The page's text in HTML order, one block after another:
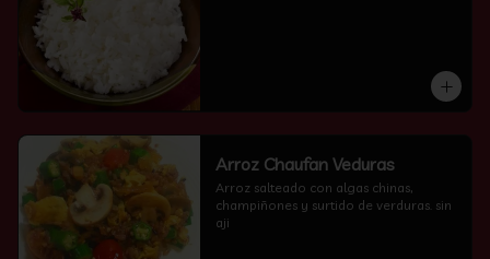
Arroz Chaufan Veduras
Arroz salteado con algas chinas,
champiñones y surtido de verduras. sin
aji